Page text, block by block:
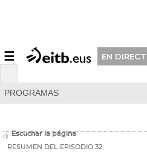
☰ EN
PROGRAMAS
Escuchar la página
RESUMEN DEL EPISODIO 32